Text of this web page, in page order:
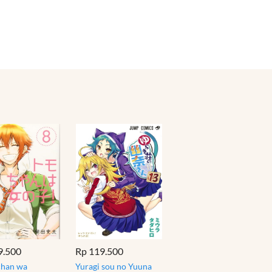
wa
Rp 119.500
Yuragi sou no Yuuna